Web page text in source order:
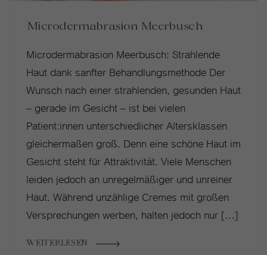
Microdermabrasion Meerbusch
Microdermabrasion Meerbusch: Strahlende
Haut dank sanfter Behandlungsmethode Der
Wunsch nach einer strahlenden, gesunden Haut
– gerade im Gesicht – ist bei vielen
Patient:innen unterschiedlicher Altersklassen
gleichermaßen groß. Denn eine schöne Haut im
Gesicht steht für Attraktivität. Viele Menschen
leiden jedoch an unregelmäßiger und unreiner
Haut. Während unzählige Cremes mit großen
Versprechungen werben, halten jedoch nur […]
WEITERLESEN